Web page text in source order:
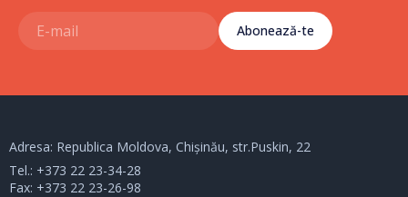
Abonează-te
Adresa: Republica Moldova, Chișinău, str.Puskin, 22
Tel.: +373 22 23-34-28
Fax: +373 22 23-26-98